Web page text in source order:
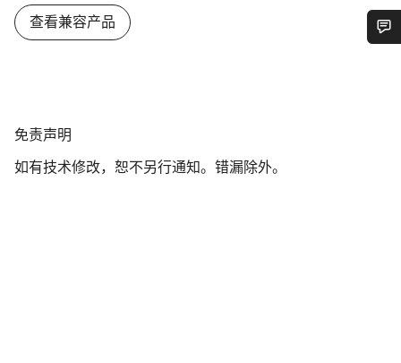
查看兼容产品
免
声
免责声明
如有技术修改，恕不另行通知。错漏除外。
开始聊天